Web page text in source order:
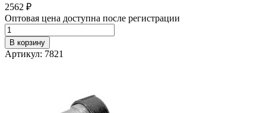
2562 ₽
Оптовая цена доступна после регистрации
В корзину
Артикул: 7821